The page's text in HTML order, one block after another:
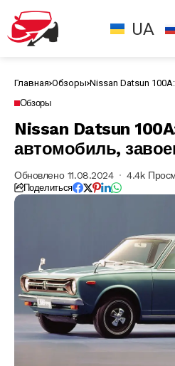
UA
Главная Обзоры Nissan Datsun
Обзоры
Nissan Datsun
автомобиль,
Обновлено 11.08.2024 4.4k
Поделиться